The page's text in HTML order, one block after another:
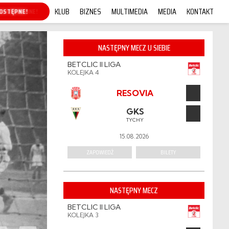
ONLINE! KLUB BIZNES MULTIMEDIA MEDIA KONTAKT
NASTĘPNY MECZ U SIEBIE
BETCLIC II LIGA
KOLEJKA 4
RESOVIA
GKS
TYCHY
15.08.2026
ZAPOWIEDŹ BILETY
NASTĘPNY MECZ
BETCLIC II LIGA
KOLEJKA 3